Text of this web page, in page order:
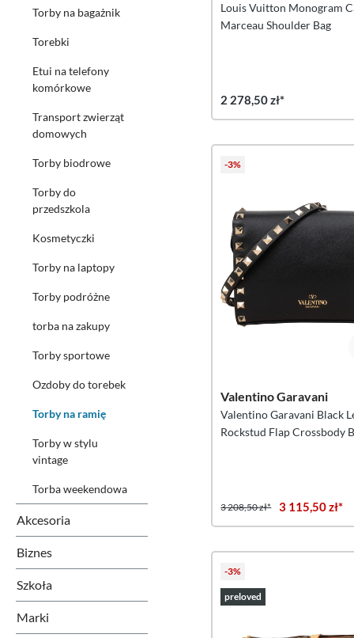
Torby na bagażnik
Torebki
Etui na telefony
komórkowe
Transport zwierząt
domowych
Torby biodrowe
Torby do
przedszkola
Kosmetyczki
Torby na laptopy
Torby podróżne
torba na zakupy
Torby sportowe
Ozdoby do torebek
Torby na ramię
Torby w stylu
vintage
Torba weekendowa
Akcesoria
Biznes
Szkoła
Marki
Louis Vuitton Monogram
Marceau Shoulder Bag
2 278,50 zł*
-3%
Valentino Garavani
Valentino Garavani Black
Rockstud Flap Crossbody
3 208,50 zł* 3 115,50 zł*
-3%
preloved